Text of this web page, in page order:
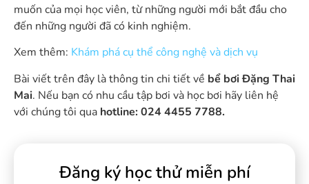
muốn của mọi học viên, từ những người mới bắt đầu cho
đến những người đã có kinh nghiệm.
Xem thêm: Khám phá cụ thể công nghệ và dịch vụ
Bài viết trên đây là thông tin chi tiết về bể bơi Đặng Thai
Mai. Nếu bạn có nhu cầu tập bơi và học bơi hãy liên hệ
với chúng tôi qua hotline: 024 4455 7788.
Đăng ký học thử miễn phí